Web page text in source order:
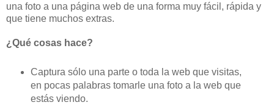
una foto a una página web de una forma muy fácil, rápida y
que tiene muchos extras.
¿Qué cosas hace?
Captura sólo una parte o toda la web que visitas,
en pocas palabras tomarle una foto a la web que
estás viendo.